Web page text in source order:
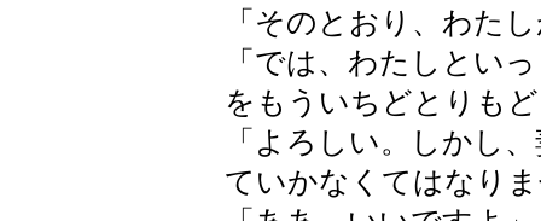
「そのとおり、わた
「では、わたしとい
をもういちどとりも
「よろしい。しかし
ていかなくてはなり